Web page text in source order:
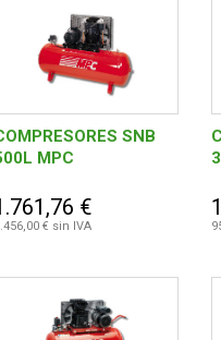
SNB
MPC
€
€ sin IVA